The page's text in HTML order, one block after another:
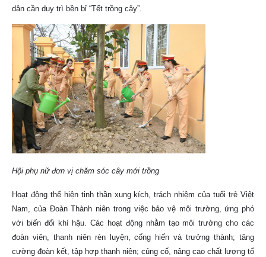
dân cần duy trì bền bỉ “Tết trồng cây”.
Hội phụ nữ đơn vị chăm sóc cây mới trồng
Hoạt động thể hiện tinh thần xung kích, trách nhiệm của tuổi trẻ Việt
Nam, của Đoàn Thành niên trong việc bảo vệ môi trường, ứng phó
với biến đổi khí hậu. Các hoạt động nhằm tạo môi trường cho các
đoàn viên, thanh niên rèn luyện, cống hiến và trưởng thành; tăng
cường đoàn kết, tập hợp thanh niên; củng cố, nâng cao chất lượng tổ